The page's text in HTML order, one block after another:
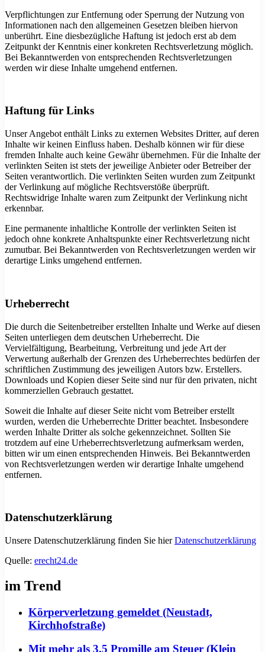
Verpflichtungen zur Entfernung oder Sperrung der Nutzung von
Informationen nach den allgemeinen Gesetzen bleiben hiervon
unberührt. Eine diesbezügliche Haftung ist jedoch erst ab dem
Zeitpunkt der Kenntnis einer konkreten Rechtsverletzung möglich.
Bei Bekanntwerden von entsprechenden Rechtsverletzungen
werden wir diese Inhalte umgehend entfernen.
Haftung für Links
Unser Angebot enthält Links zu externen Websites Dritter, auf deren
Inhalte wir keinen Einfluss haben. Deshalb können wir für diese
fremden Inhalte auch keine Gewähr übernehmen. Für die Inhalte der
verlinkten Seiten ist stets der jeweilige Anbieter oder Betreiber der
Seiten verantwortlich. Die verlinkten Seiten wurden zum Zeitpunkt
der Verlinkung auf mögliche Rechtsverstöße überprüft.
Rechtswidrige Inhalte waren zum Zeitpunkt der Verlinkung nicht
erkennbar.
Eine permanente inhaltliche Kontrolle der verlinkten Seiten ist
jedoch ohne konkrete Anhaltspunkte einer Rechtsverletzung nicht
zumutbar. Bei Bekanntwerden von Rechtsverletzungen werden wir
derartige Links umgehend entfernen.
Urheberrecht
Die durch die Seitenbetreiber erstellten Inhalte und Werke auf diesen
Seiten unterliegen dem deutschen Urheberrecht. Die
Vervielfältigung, Bearbeitung, Verbreitung und jede Art der
Verwertung außerhalb der Grenzen des Urheberrechtes bedürfen der
schriftlichen Zustimmung des jeweiligen Autors bzw. Erstellers.
Downloads und Kopien dieser Seite sind nur für den privaten, nicht
kommerziellen Gebrauch gestattet.
Soweit die Inhalte auf dieser Seite nicht vom Betreiber erstellt
wurden, werden die Urheberrechte Dritter beachtet. Insbesondere
werden Inhalte Dritter als solche gekennzeichnet. Sollten Sie
trotzdem auf eine Urheberrechtsverletzung aufmerksam werden,
bitten wir um einen entsprechenden Hinweis. Bei Bekanntwerden
von Rechtsverletzungen werden wir derartige Inhalte umgehend
entfernen.
Datenschutzerklärung
Unsere Datenschutzerklärung finden Sie hierDatenschutzerklärung
Quelle: erecht24.de
im Trend
Körperverletzung gemeldet (Neustadt,
Kirchhofstraße)
Mit mehr als 3,5 Promille am Steuer (Klein